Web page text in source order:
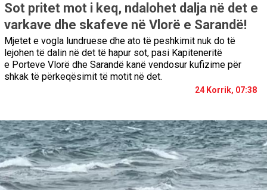
Sot pritet mot i keq, ndalohet dalja në det e
varkave dhe skafeve në Vlorë e Sarandë!
Mjetet e vogla lundruese dhe ato të peshkimit nuk do të
lejohen të dalin në det të hapur sot, pasi Kapiteneritë
e Porteve Vlorë dhe Sarandë kanë vendosur kufizime për
shkak të përkeqësimit të motit në det.
24 Korrik, 07:38